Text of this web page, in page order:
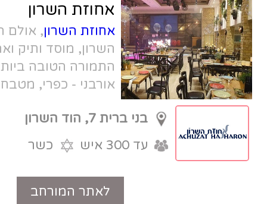
אחוזת השרון
אחוזת השרון, אולם האירועים בהוד
השרון, מוסד ותיק ואהוב הנותן את
התמורה הטובה ביותר למחיר ! עיצוב
אורבני - כפרי, מטבח שף איכותי, וצוות
נפלא. מושלם לברית, חינה, בר מצווה,
ואירועים קטנים.
כשר
טלפון